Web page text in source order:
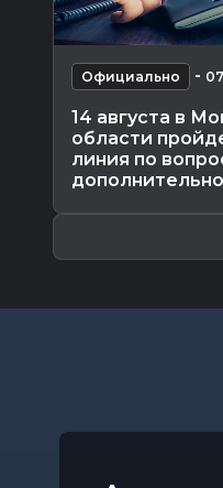
Официально -
14 августа в
области
линия по